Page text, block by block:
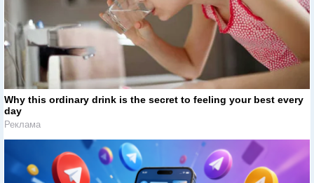
Why this ordinary drink is the secret to feeling your best every
day
Реклама